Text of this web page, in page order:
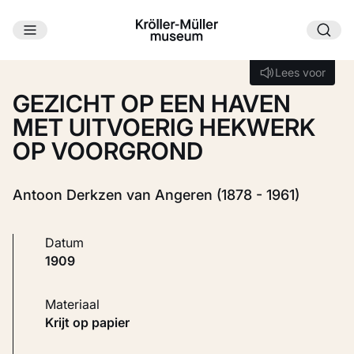
Ga naar hoofdinhoud
Lees voor
Lees voor
GEZICHT OP EEN HAVEN
MET UITVOERIG HEKWERK
OP VOORGROND
Antoon Derkzen van Angeren (1878 - 1961)
Datum
1909
Materiaal
Krijt op papier